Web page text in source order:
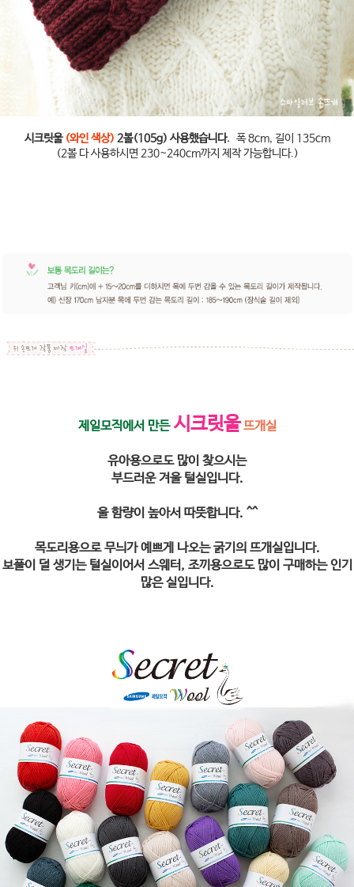
시크릿울 (와인 색상) 2볼(105g) 사용했습니다.폭 8cm, 길이 135cm
(2볼 다 사용하시면 230~240cm까지 제작 가능합니다.)
제일모직에서 만든 시크릿울 뜨개실
유아용으로도 많이 찾으시는
부드러운 겨울 털실입니다.
울 함량이 높아서 따뜻합니다. ^^
목도리용으로 무늬가 예쁘게 나오는 굵기의 뜨개실입니다.
보풀이 덜 생기는 털실이어서 스웨터, 조끼용으로도 많이 구매하는 인기
많은 실입니다.